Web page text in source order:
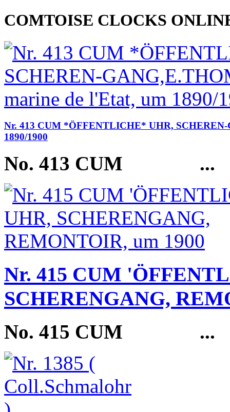
COMTOISE CLOCKS
Nr. 413 CUM *ÖFFENTLICHE* UHR,
1890/1900
No. 413 CUM ...
Nr. 415 CUM
SCHERENGANG,
No. 415 CUM ...